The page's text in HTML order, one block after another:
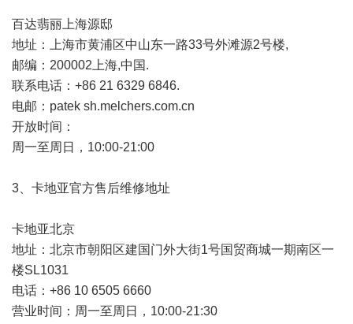
百达翡丽上海源邸
地址：上海市黄浦区中山东一路33号外滩源2号楼,
邮编：200002上海,中国.
联系电话：+86 21 6329 6846.
电邮：patek sh.melchers.com.cn
开放时间：
周一至周日，10:00-21:00
3、卡地亚官方售后维修地址
卡地亚北京
地址：北京市朝阳区建国门外大街1号国贸商城一期南区一
楼SL1031
电话：+86 10 6505 6660
营业时间：周一至周日，10:00-21:30